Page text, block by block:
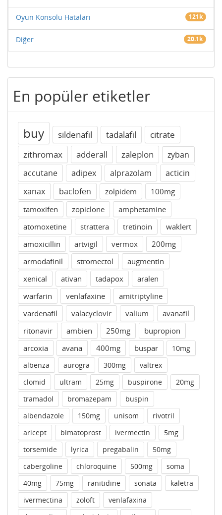
Oyun Konsolu Hataları 121k
Diğer 20.1k
En popüler etiketler
buy sildenafil tadalafil
citrate
zithromax
adderall zaleplon
zyban
accutane
adipex alprazolam
acticin
xanax
baclofen zolpidem
100mg
tamoxifen
zopiclone
amphetamine
atomoxetine
strattera tretinoin
waklert
amoxicillin
artvigil vermox
200mg
armodafinil
stromectol
augmentin
xenical
ativan tadapox
aralen
warfarin
venlafaxine
amitriptyline
vardenafil
valacyclovir valium
avanafil
ritonavir
ambien 250mg
bupropion
arcoxia
avana 400mg buspar
10mg
albenza
aurogra 300mg
valtrex
clomid
ultram 25mg buspirone
20mg
tramadol
bromazepam
buspin
albendazole
150mg unisom
rivotril
aricept
bimatoprost ivermectin
5mg
torsemide
lyrica pregabalin
50mg
cabergoline
chloroquine 500mg
soma
40mg
75mg ranitidine sonata
kaletra
ivermectina
zoloft
venlafaxina